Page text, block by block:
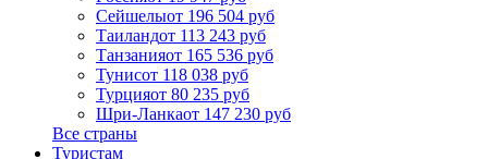
Сейшелыот 196 504 руб
Таиландот 113 243 руб
Танзанияот 165 536 руб
Тунисот 118 038 руб
Турцияот 80 235 руб
Шри-Ланкаот 147 230 руб
Все страны
Туристам